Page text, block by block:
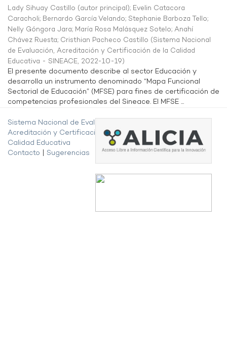
Lady Sihuay Castillo (autor principal); Evelin Catacora
Caracholi; Bernardo García Velando; Stephanie Barboza Tello;
Nelly Góngora Jara; María Rosa Malásquez Sotelo; Anahí
Chávez Ruesta; Cristhian Pacheco Castillo (Sistema Nacional
de Evaluación, Acreditación y Certificación de la Calidad
Educativa - SINEACE, 2022-10-19)
El presente documento describe al sector Educación y
desarrolla un instrumento denominado “Mapa Funcional
Sectorial de Educación” (MFSE) para fines de certificación de
competencias profesionales del Sineace. El MFSE ...
Sistema Nacional de Evaluación,
Acreditación y Certificación de la
Calidad Educativa
Contacto
Sugerencias